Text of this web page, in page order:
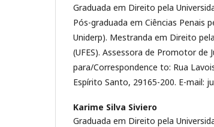
Graduada em Direito pela
Pós-graduada em Ciências Penais
Uniderp). Mestranda em Direito
(UFES). Assessora de Promotor de
para/Correspondence to: Rua
Espírito Santo, 29165-200. E-mail:
Karime Silva Siviero
Graduada em Direito pela